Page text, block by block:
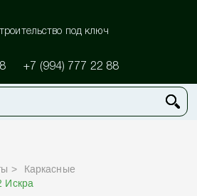
под ключ
+7 (994) 777 22 88
Каркасные
Искра